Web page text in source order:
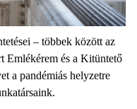
– többek között az
Emlékérem és a Kitüntető
a pandémiás helyzetre